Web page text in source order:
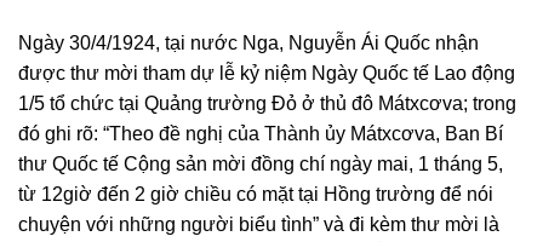
Ngày 30/4/1924, tại nước Nga, Nguyễn Ái Quốc nhận
được thư mời tham dự lễ kỷ niệm Ngày Quốc tế Lao động
1/5 tổ chức tại Quảng trường Đỏ ở thủ đô Mátxcơva; trong
đó ghi rõ: “Theo đề nghị của Thành ủy Mátxcơva, Ban Bí
thư Quốc tế Cộng sản mời đồng chí ngày mai, 1 tháng 5,
từ 12giờ đến 2 giờ chiều có mặt tại Hồng trường để nói
chuyện với những người biểu tình” và đi kèm thư mời là